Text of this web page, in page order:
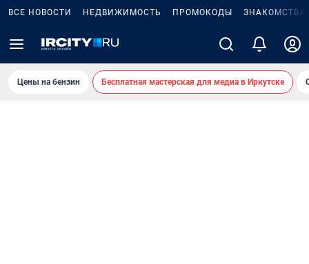
ВСЕ НОВОСТИ НЕДВИЖИМОСТЬ ПРОМОКОДЫ ЗНАКОМСТВА
Цены на бензин Бесплатная мастерская для медиа в Иркутске